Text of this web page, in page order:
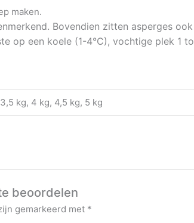
maken.
Bovendien zitten asperges
op een koele (1-4°C), vochtige plek 1
kg, 4 kg, 4,5 kg, 5 kg
beoordelen
gemarkeerd met *